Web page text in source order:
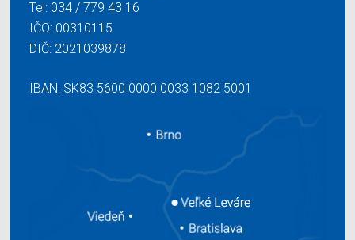
Tel: 034 / 779 43 16
IČO: 00310115
DIČ: 2021039878
IBAN: SK83 5600 0000 0033 1082 5001